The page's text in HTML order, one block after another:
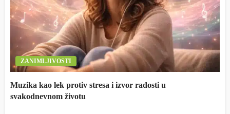
ZANIMLJIVOSTI
Muzika kao lek protiv stresa i izvor radosti u
svakodnevnom životu